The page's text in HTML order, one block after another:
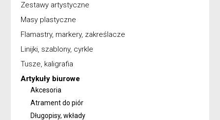
Zestawy artystyczne
Masy plastyczne
Flamastry, markery, zakreślacze
Linijki, szablony, cyrkle
Tusze, kaligrafia
Artykuły biurowe
Akcesoria
Atrament do piór
Długopisy, wkłady